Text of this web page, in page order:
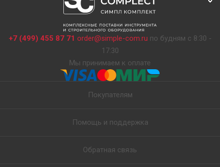
+7 (499) 455 87 71 order@simple-com.ru по будням с 8:30 -
17:30
Мы принимаем к оплате
Покупателям
Помощь и поддержка
Обратная связь